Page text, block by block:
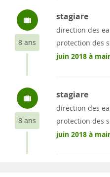
8 ans
stagiare
direction des
protection des
juin 2018 à
8 ans
stagiare
direction des
protection des
juin 2018 à